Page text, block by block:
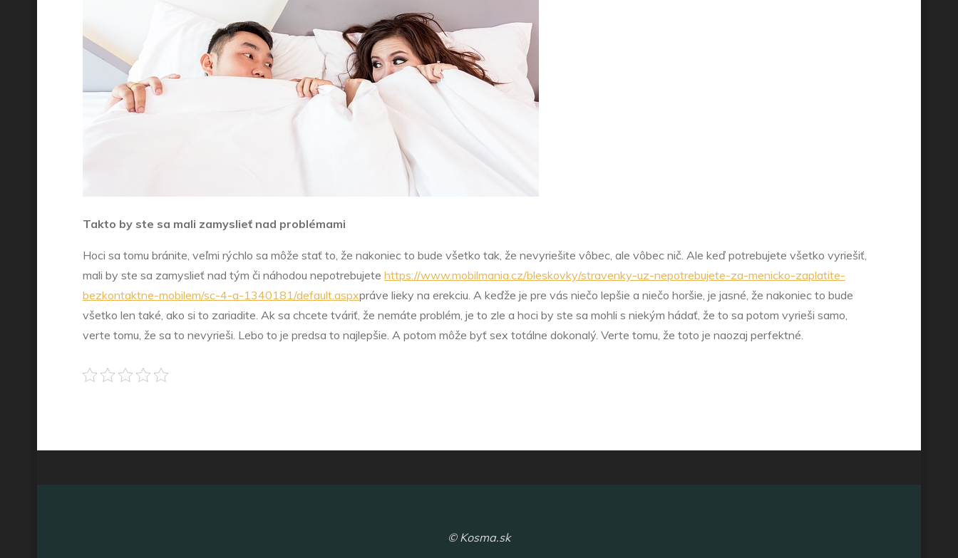
Takto by ste sa mali zamyslieť nad problémami
Hoci sa tomu bránite, veľmi rýchlo sa môže stať to, že nakoniec to bude všetko tak, že nevyriešite vôbec, ale vôbec nič. Ale keď potrebujete všetko vyriešiť,
mali by ste sa zamyslieť nad tým či náhodou nepotrebujete https://www.mobilmania.cz/bleskovky/stravenky-uz-nepotrebujete-za-menicko-zaplatite-
bezkontaktne-mobilem/sc-4-a-1340181/default.aspxpráve lieky na erekciu. A keďže je pre vás niečo lepšie a niečo horšie, je jasné, že nakoniec to bude
všetko len také, ako si to zariadite. Ak sa chcete tváriť, že nemáte problém, je to zle a hoci by ste sa mohli s niekým hádať, že to sa potom vyrieši samo,
verte tomu, že sa to nevyrieši. Lebo to je predsa to najlepšie. A potom môže byť sex totálne dokonalý. Verte tomu, že toto je naozaj perfektné.
© Kosma.sk